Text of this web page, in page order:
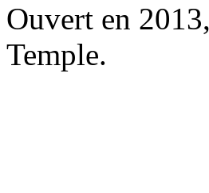
Ouvert en
Temple.